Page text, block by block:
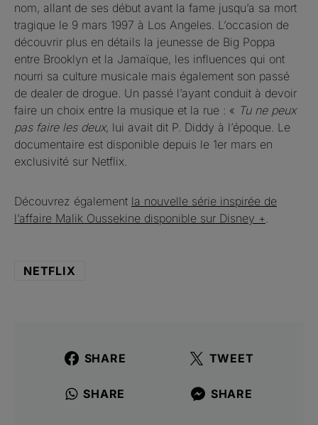
nom, allant de ses début avant la fame jusqu’a sa mort
tragique le 9 mars 1997 à Los Angeles. L’occasion de
découvrir plus en détails la jeunesse de Big Poppa
entre Brooklyn et la Jamaïque, les influences qui ont
nourri sa culture musicale mais également son passé
de dealer de drogue. Un passé l’ayant conduit à devoir
faire un choix entre la musique et la rue : « Tu ne peux
pas faire les deux, lui avait dit P. Diddy à l’époque. Le
documentaire est disponible depuis le 1er mars en
exclusivité sur Netflix.
Découvrez également la nouvelle série inspirée de
l’affaire Malik Oussekine disponible sur Disney +.
NETFLIX
SHARE TWEET
SHARE SHARE